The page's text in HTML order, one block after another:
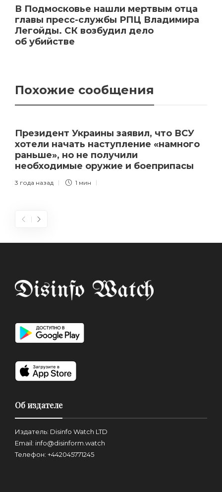
В Подмосковье нашли мертвым отца
главы пресс-службы РПЦ Владимира
Легойды. СК возбудил дело
об убийстве
Похожие сообщения
Президент Украины заявил, что ВСУ
хотели начать наступление «намного
раньше», но не получили
необходимые оружие и боеприпасы
3 года назад 1 мин
Об издателе
Издатель: Disinfo Watch LTD
Email: info@disinform.watch
Телефон: +442045771245